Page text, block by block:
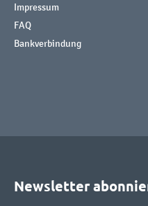
Impressum
FAQ
Bankverbindung
Newsletter